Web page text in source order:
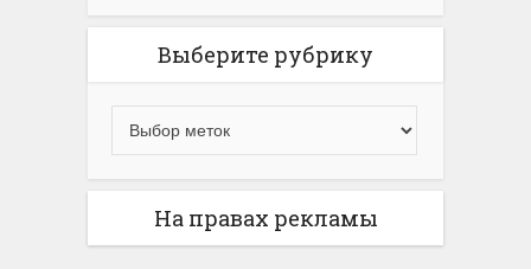
Выберите рубрику
На правах рекламы